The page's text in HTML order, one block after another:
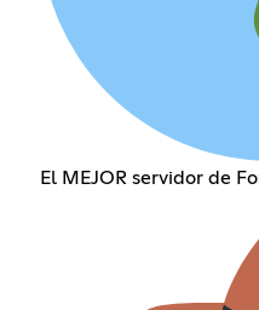
El MEJOR servidor de